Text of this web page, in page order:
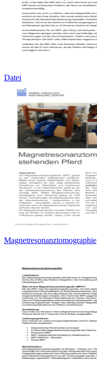
Datei
Magnetresonanztomographie